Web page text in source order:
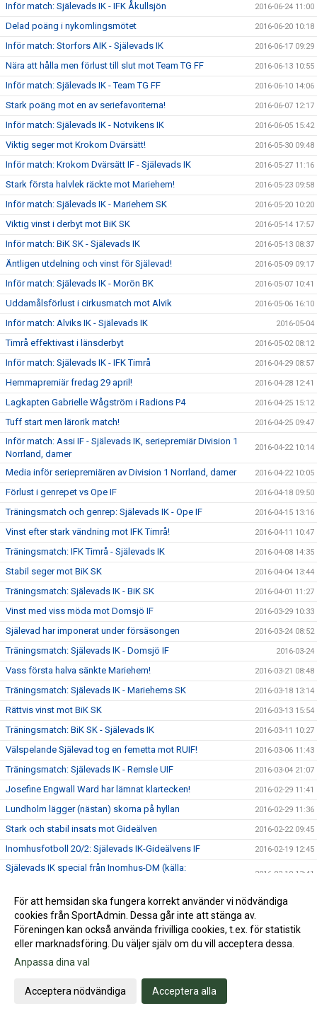
Inför match: Själevads IK - IFK Åkullsjön 2016-06-24 11:00
Delad poäng i nykomlingsmötet 2016-06-20 10:18
Inför match: Storfors AIK - Själevads IK 2016-06-17 09:29
Nära att hålla men förlust till slut mot Team TG FF 2016-06-13 10:55
Inför match: Själevads IK - Team TG FF 2016-06-10 14:06
Stark poäng mot en av seriefavoriterna! 2016-06-07 12:17
Inför match: Själevads IK - Notvikens IK 2016-06-05 15:42
Viktig seger mot Krokom Dvärsätt! 2016-05-30 09:48
Inför match: Krokom Dvärsätt IF - Själevads IK 2016-05-27 11:16
Stark första halvlek räckte mot Mariehem! 2016-05-23 09:58
Inför match: Själevads IK - Mariehem SK 2016-05-20 10:20
Viktig vinst i derbyt mot BiK SK 2016-05-14 17:57
Inför match: BiK SK - Själevads IK 2016-05-13 08:37
Äntligen utdelning och vinst för Själevad! 2016-05-09 09:17
Inför match: Själevads IK - Morön BK 2016-05-07 10:41
Uddamålsförlust i cirkusmatch mot Alvik 2016-05-06 16:10
Inför match: Alviks IK - Själevads IK 2016-05-04
Timrå effektivast i länsderbyt 2016-05-02 08:12
Inför match: Själevads IK - IFK Timrå 2016-04-29 08:57
Hemmapremiär fredag 29 april! 2016-04-28 12:41
Lagkapten Gabrielle Wågström i Radions P4 2016-04-25 15:12
Tuff start men lärorik match! 2016-04-25 09:47
Inför match: Assi IF - Själevads IK, seriepremiär Division 1
Norrland, damer
2016-04-22 10:14
Media inför seriepremiären av Division 1 Norrland, damer 2016-04-22 10:05
Förlust i genrepet vs Ope IF 2016-04-18 09:50
Träningsmatch och genrep: Själevads IK - Ope IF 2016-04-15 13:16
Vinst efter stark vändning mot IFK Timrå! 2016-04-11 10:47
Träningsmatch: IFK Timrå - Själevads IK 2016-04-08 14:35
Stabil seger mot BiK SK 2016-04-04 13:44
Träningsmatch: Själevads IK - BiK SK 2016-04-01 11:27
Vinst med viss möda mot Domsjö IF 2016-03-29 10:33
Själevad har imponerat under försäsongen 2016-03-24 08:52
Träningsmatch: Själevads IK - Domsjö IF 2016-03-24
Vass första halva sänkte Mariehem! 2016-03-21 08:48
Träningsmatch: Själevads IK - Mariehems SK 2016-03-18 13:14
Rättvis vinst mot BiK SK 2016-03-13 15:54
Träningsmatch: BiK SK - Själevads IK 2016-03-11 10:27
Välspelande Själevad tog en femetta mot RUIF! 2016-03-06 11:43
Träningsmatch: Själevads IK - Remsle UIF 2016-03-04 21:07
Josefine Engwall Ward har lämnat klartecken! 2016-02-29 11:41
Lundholm lägger (nästan) skorna på hyllan 2016-02-29 11:36
Stark och stabil insats mot Gideälven 2016-02-22 09:45
Inomhusfotboll 20/2: Själevads IK-Gideälvens IF 2016-02-19 12:45
Själevads IK special från Inomhus-DM (källa:
2016-02-10 13:41
Andra raka guldet i Inomhus-DM för Själevads IK! 2016-02-07 11:58
Kan Själevads IK försvara guldet? 2016-02-03 09:53
Knackig insats i vinst mot Domsjö IF 2016-02-01 09:26
Inomhusfotboll 30/1: Själevads IK - Domsjö IF
Edmark kan inte fullfölja sin fotbollssatsning
Östman och Söderlund drar i handbromsen
För att hemsidan ska fungera korrekt använder vi nödvändiga
cookies från SportAdmin. Dessa går inte att stänga av.
Föreningen kan också använda frivilliga cookies, t.ex. för statistik
eller marknadsföring. Du väljer själv om du vill acceptera dessa.
Anpassa dina val
Acceptera nödvändiga Acceptera alla